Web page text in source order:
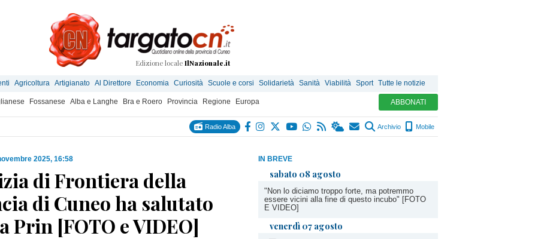
Edizione locale IlNazionale.it
Agricoltura Artigianato Al Direttore Economia Curiosità Scuole e corsi Solidarietà Sanità Viabilità Sport Tutte le notizie
Fossanese Alba e Langhe Bra e Roero Provincia Regione Europa ABBONATI
Radio Alba Archivio Mobile
IN BREVE
sabato 08 agosto
"Non lo diciamo troppo forte, ma potremmo
essere vicini alla fine di questo incubo" [FOTO
E VIDEO]
venerdì 07 agosto
2025, 16:58
di Frontiera della
di Cuneo ha salutato
Prin [FOTO e VIDEO]